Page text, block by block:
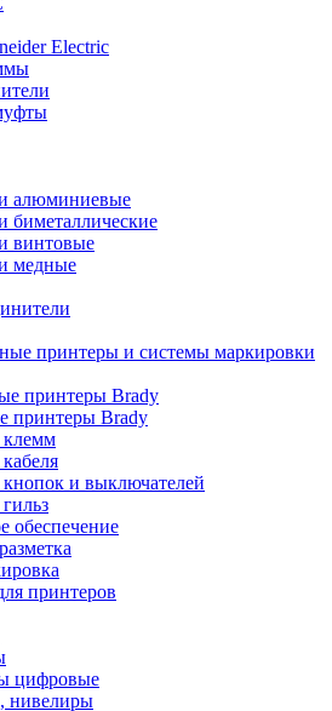
Electric
алюминиевые
биметаллические
винтовые
медные
принтеры и системы маркировки
принтеры Brady
принтеры Brady
и выключателей
обеспечение
принтеров
цифровые
нивелиры